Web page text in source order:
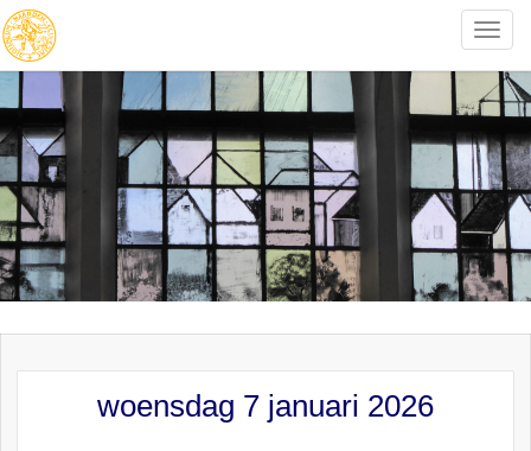
Toggle
woensdag 7 januari 2026